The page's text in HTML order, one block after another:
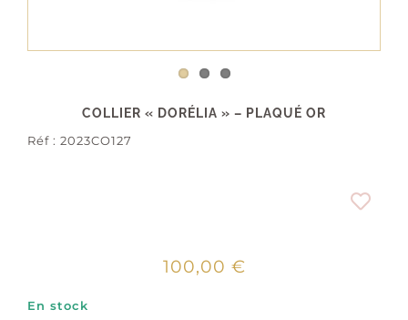
COLLIER « DORÉLIA » – PLAQUÉ OR
Réf : 2023CO127
100,00 €
En stock